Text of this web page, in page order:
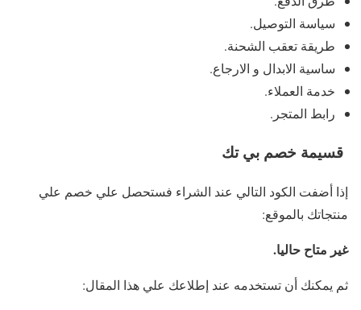
سياسة التوصيل.
طريقة تعقب الشحنة.
ساسية الابدال و الارجاع.
خدمة العملاء.
رابط المتجر.
قسيمة خصم بي تك
إذا أضفت الكود التالي عند الشراء فستحصل علي خصم علي
منتجاتك بالموقع:
غير متاح حاليا.
ثم يمكنك أن تستخدمه عند إطلاعك علي هذا المقال: